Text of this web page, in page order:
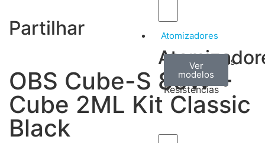
Atomizadores
Claromizadores
Ver
modelos
Reconstruíveis
Ver
modelos
Resistencias
Ver
modelos
OBS Cube-S 80W +
Cube 2ML Kit Classic
Black
Partilhar